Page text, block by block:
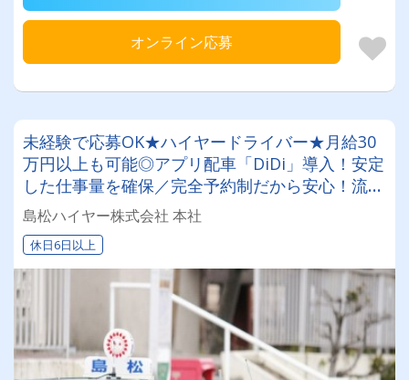
オンライン応募
未経験で応募OK★ハイヤードライバー★月給30
万円以上も可能◎アプリ配車「DiDi」導入！安定
した仕事量を確保／完全予約制だから安心！流し
での営業一切ナシ！空港送迎・法人の定期輸送・
ジャンボタクシーでの輸送対応！
島松ハイヤー株式会社 本社
休日6日以上